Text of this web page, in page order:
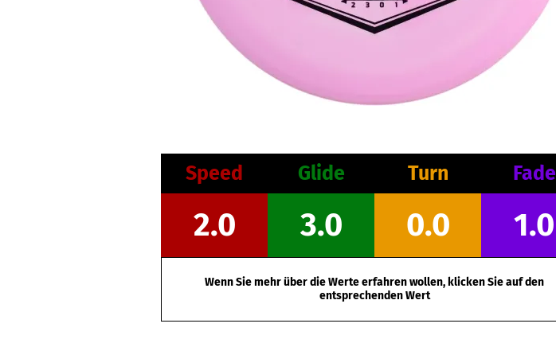
Speed Glide Turn Fade
2.0 3.0 0.0 1.0
Wenn Sie mehr über die Werte erfahren wollen, klicken Sie auf den
entsprechenden Wert